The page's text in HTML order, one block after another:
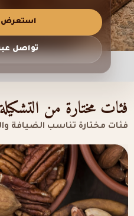
استعرض
تواصل
فئات مختارة من التشكيلة
فئات مختارة تناسب الضيافة